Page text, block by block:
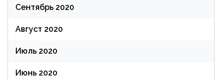
Сентябрь 2020
Август 2020
Июль 2020
Июнь 2020